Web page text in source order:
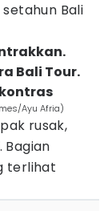
Bali
Bali Tour.
Ayu Afria)
rusak,
terlihat